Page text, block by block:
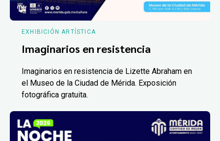
EXHIBICIÓN ARTÍSTICA
Imaginarios en resistencia
Imaginarios en resistencia de Lizette Abraham en
el Museo de la Ciudad de Mérida. Exposición
fotográfica gratuita.